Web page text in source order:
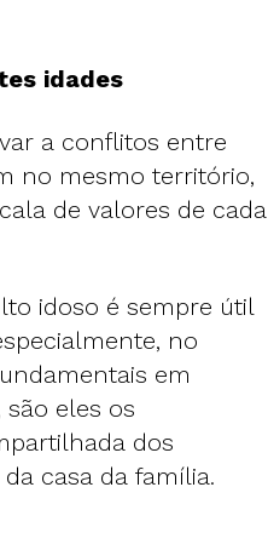
idades
a conflitos entre
no mesmo território,
de valores de cada
idoso é sempre útil
no
em
eles os
dos
casa da família.